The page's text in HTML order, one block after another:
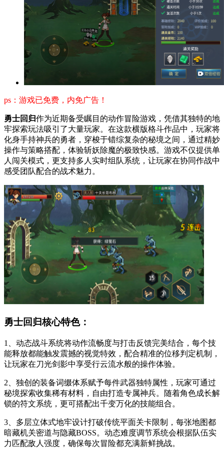
ps：游戏已免费，内免广告！
勇士回归作为近期备受瞩目的动作冒险游戏，凭借其独特的地
牢探索玩法吸引了大量玩家。在这款横版格斗作品中，玩家将
化身手持神兵的勇者，穿梭于错综复杂的秘境之间，通过精妙
操作与策略搭配，体验斩妖除魔的极致快感。游戏不仅提供单
人闯关模式，更支持多人实时组队系统，让玩家在协同作战中
感受团队配合的战术魅力。
勇士回归核心特色：
1、动态战斗系统将动作流畅度与打击反馈完美结合，每个技
能释放都能触发震撼的视觉特效，配合精准的位移判定机制，
让玩家在刀光剑影中享受行云流水般的操作体验。
2、独创的装备词缀体系赋予每件武器独特属性，玩家可通过
秘境探索收集稀有材料，自由打造专属神兵。随着角色成长解
锁的符文系统，更可搭配出千变万化的技能组合。
3、多层立体式地牢设计打破传统平面关卡限制，每张地图都
暗藏机关密道与隐藏BOSS。动态难度调节系统会根据队伍实
力匹配敌人强度，确保每次冒险都充满新鲜挑战。